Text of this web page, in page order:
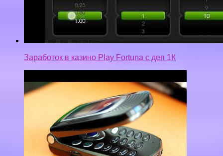
Заработок в казино Play Fortuna с деп 1К